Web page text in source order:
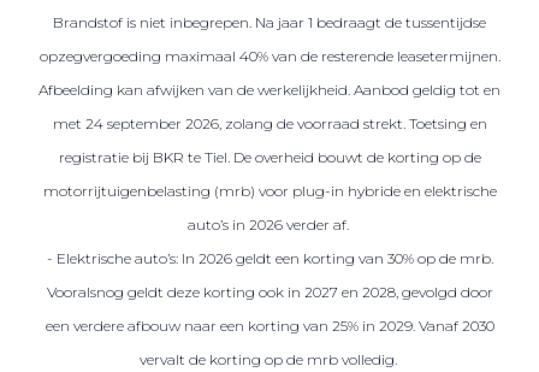
Brandstof is niet inbegrepen. Na jaar 1 bedraagt de tussentijdse
opzegvergoeding maximaal 40% van de resterende leasetermijnen.
Afbeelding kan afwijken van de werkelijkheid. Aanbod geldig tot en
met 24 september 2026, zolang de voorraad strekt. Toetsing en
registratie bij BKR te Tiel. De overheid bouwt de korting op de
motorrijtuigenbelasting (mrb) voor plug-in hybride en elektrische
auto’s in 2026 verder af.
- Elektrische auto’s: In 2026 geldt een korting van 30% op de mrb.
Vooralsnog geldt deze korting ook in 2027 en 2028, gevolgd door
een verdere afbouw naar een korting van 25% in 2029. Vanaf 2030
vervalt de korting op de mrb volledig.